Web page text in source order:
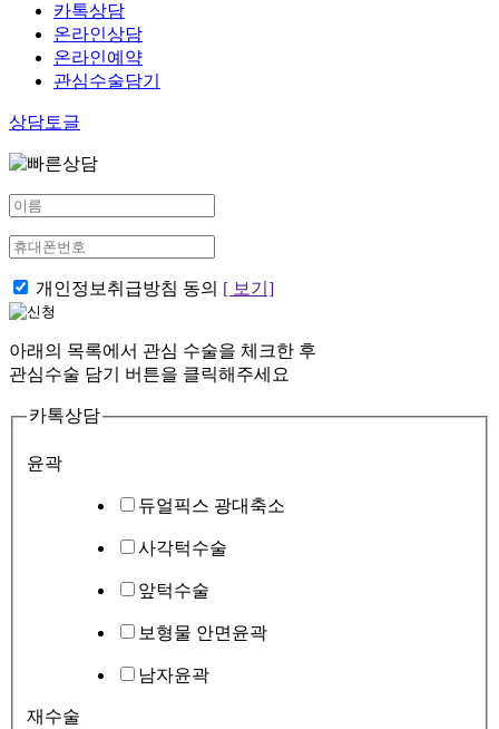
카톡상담
온라인상담
온라인예약
관심수술담기
상담토글
개인정보취급방침 동의 [ 보기]
아래의 목록에서 관심 수술을 체크한 후
관심수술 담기 버튼을 클릭해주세요
카톡상담
윤곽
듀얼픽스 광대축소
사각턱수술
앞턱수술
보형물 안면윤곽
남자윤곽
재수술